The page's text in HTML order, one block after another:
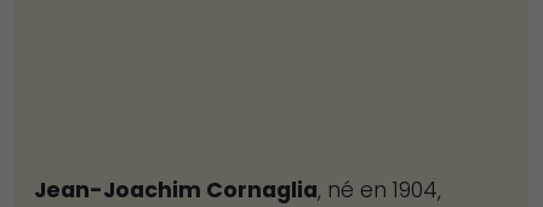
Jean-Joachim Cornaglia, né en 1904,
de votre visite.